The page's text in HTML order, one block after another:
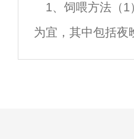
与合作的精神。
1、饲喂方法（
为宜，其中包括夜
时间不宜超过8小